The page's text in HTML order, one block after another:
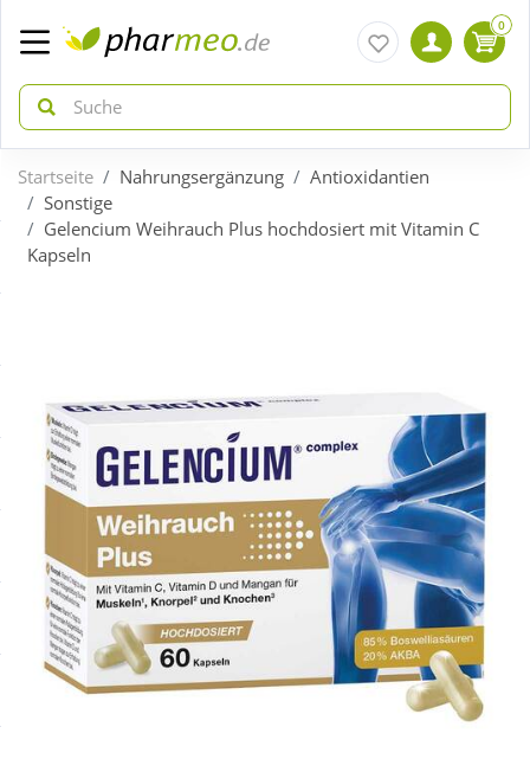
zurück
ÜBERSICHT AKTIONEN
Gratis dazu
Neuheiten
Schnäppchen
Sparsets
zurück
ÜBERSICHT KATEGORIEN
Bio & Genuss
Diabetes
Körperpflege & Kosmetik
Liebe & Erotik
Mutter & Kind
0
Startseite Nahrungsergänzung
Antioxidantien
Sonstige
Gelencium Weihrauch Plus hochdosiert mit Vitamin C
Kapseln